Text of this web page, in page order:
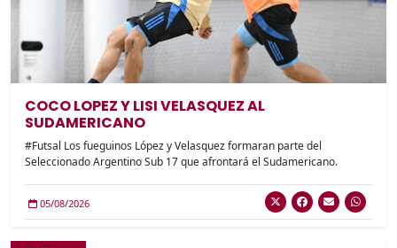
COCO LOPEZ Y LISI VELASQUEZ AL
SUDAMERICANO
#Futsal Los fueguinos López y Velasquez formaran parte del
Seleccionado Argentino Sub 17 que afrontará el Sudamericano.
05/08/2026